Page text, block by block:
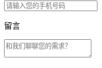
留言